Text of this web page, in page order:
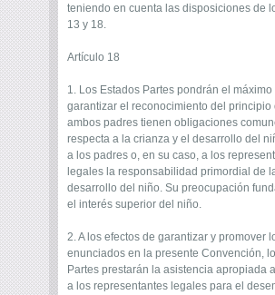
teniendo en cuenta las disposiciones de
13 y 18.
Artículo 18
1. Los Estados Partes pondrán el
garantizar el reconocimiento del principio
ambos padres tienen obligaciones
respecta a la crianza y el desarrollo del
a los padres o, en su caso, a los
legales la responsabilidad primordial de
desarrollo del niño. Su preocupación
el interés superior del niño.
2. A los efectos de garantizar y promover
enunciados en la presente Convención,
Partes prestarán la asistencia apropiada
a los representantes legales para el